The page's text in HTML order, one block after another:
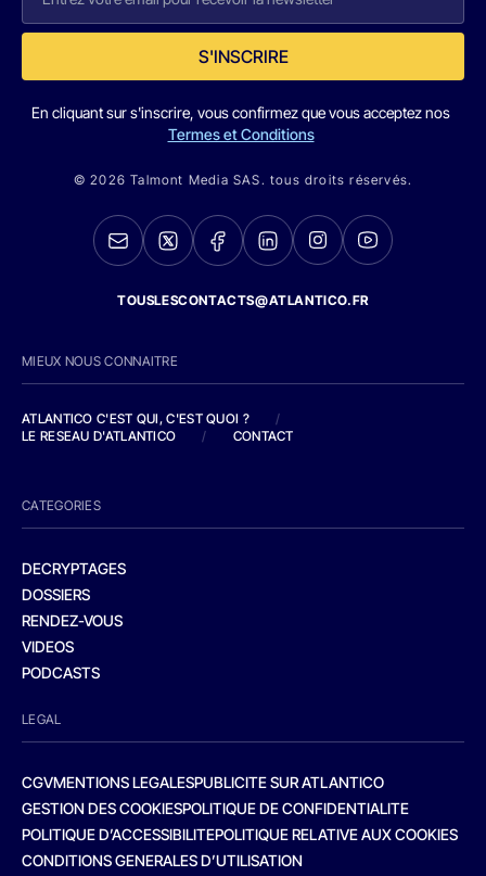
S'INSCRIRE
En cliquant sur s'inscrire, vous confirmez que vous acceptez nos
Termes et Conditions
© 2026 Talmont Media SAS. tous droits réservés.
TOUSLESCONTACTS@ATLANTICO.FR
MIEUX NOUS CONNAITRE
ATLANTICO C'EST QUI, C'EST QUOI ?
/
LE RESEAU D'ATLANTICO
/ CONTACT
CATEGORIES
DECRYPTAGES
DOSSIERS
RENDEZ-VOUS
VIDEOS
PODCASTS
LEGAL
CGVMENTIONS LEGALESPUBLICITE SUR ATLANTICO
GESTION DES COOKIESPOLITIQUE DE CONFIDENTIALITE
POLITIQUE D’ACCESSIBILITEPOLITIQUE RELATIVE AUX COOKIES
CONDITIONS GENERALES D’UTILISATION